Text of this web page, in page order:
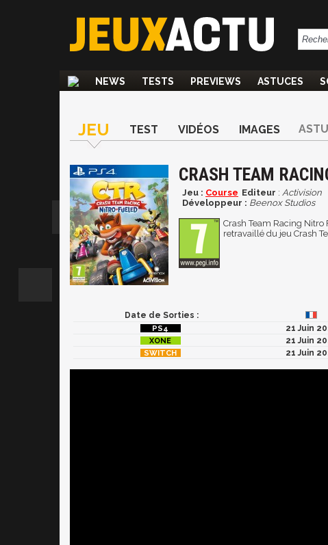
NEWS TESTS PREVIEWS ASTUCES
JEU TEST VIDÉOS IMAGES
CRASH TEAM
Jeu : Course Editeur : Activision
Développeur : Beenox Studios
Crash Team Racing
retravaillé du jeu Crash
Date de Sorties :
21 Juin
21 Juin
21 Juin